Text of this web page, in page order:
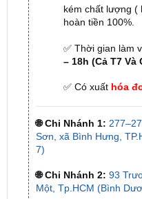
✅ Thời gian làm
– 18h (Cả T7 Và
✅ Có xuấthóa
🌐 Chi Nhánh 1:
🌐 Chi Nhánh 2: 93
Một, Tp.HCM (Bình
🌐 Chi Nhánh 3: Huỳnh